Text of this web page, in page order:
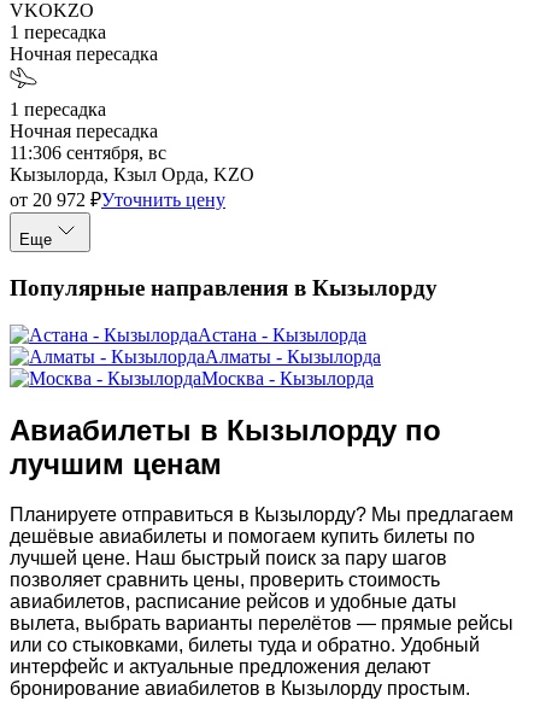
VKOKZO
1 пересадка
Ночная пересадка
1 пересадка
Ночная пересадка
11:306 сентября, вс
Кызылорда, Кзыл Орда, KZO
от 20 972 ₽Уточнить цену
Еще
Популярные направления в Кызылорду
Астана - Кызылорда
Алматы - Кызылорда
Москва - Кызылорда
Авиабилеты в Кызылорду по
лучшим ценам
Планируете отправиться в Кызылорду? Мы предлагаем
дешёвые авиабилеты и помогаем купить билеты по
лучшей цене. Наш быстрый поиск за пару шагов
позволяет сравнить цены, проверить стоимость
авиабилетов, расписание рейсов и удобные даты
вылета, выбрать варианты перелётов — прямые рейсы
или со стыковками, билеты туда и обратно. Удобный
интерфейс и актуальные предложения делают
бронирование авиабилетов в Кызылорду простым.